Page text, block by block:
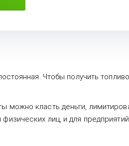
Чтобы получить
можно класть деньги,
лиц, и для